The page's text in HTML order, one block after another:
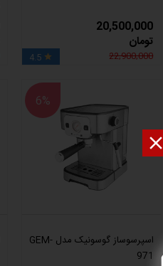
20,500,000
تومان
22,900,000

6%
اسپرسوساز گوسونیک مدل GEM-
971
